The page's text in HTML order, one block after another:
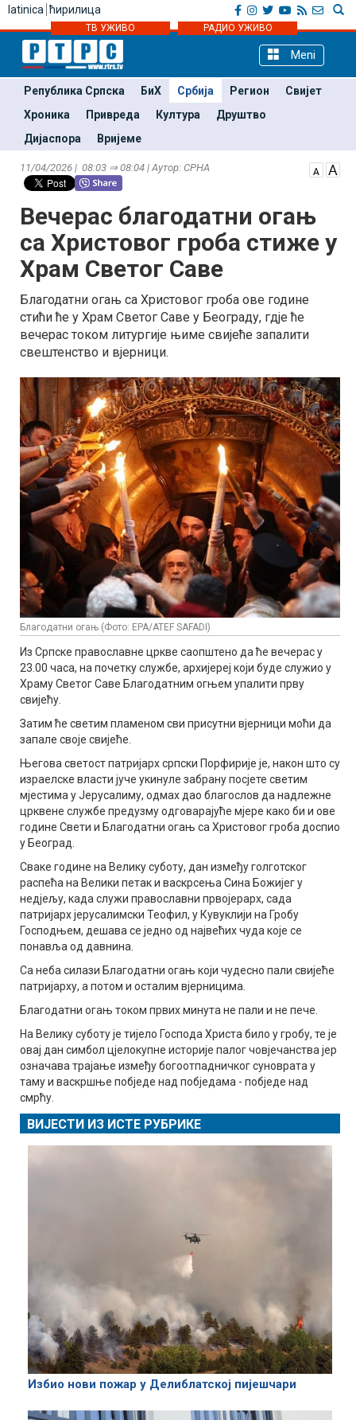
latinica ћирилица
ТВ УЖИВО РАДИО УЖИВО
Meni
Република Српска БиХ Србија Регион
Свијет
Хроника
Привреда Култура
Друштво
Дијаспора
Вријеме
11/04/2026 | 08:03 ⇒ 08:04 | Аутор: СРНА
Вечерас благодатни огањ
са Христовог гроба стиже у
Храм Светог Саве
Благодатни огањ са Христовог гроба ове године
стићи ће у Храм Светог Саве у Београду, гдје ће
вечерас током литургије њиме свијеће запалити
свештенство и вјерници.
Благодатни огањ (Фото: EPA/ATEF SAFADI)
Из Српске православне цркве саопштено да ће вечерас у
23.00 часа, на почетку службе, архијереј који буде служио у
Храму Светог Саве Благодатним огњем упалити прву
свијећу.
Затим ће светим пламеном сви присутни вјерници моћи да
запале своје свијеће.
Његова светост патријарх српски Порфирије је, након што су
израелске власти јуче укинуле забрану посјете светим
мјестима у Јерусалиму, одмах дао благослов да надлежне
црквене службе предузму одговарајуће мјере како би и ове
године Свети и Благодатни огањ са Христовог гроба доспио
у Београд.
Сваке године на Велику суботу, дан између голготског
распећа на Велики петак и васкрсења Сина Божијег у
недјељу, када служи православни првојерарх, сада
патријарх јерусалимски Теофил, у Кувуклији на Гробу
Господњем, дешава се једно од највећих чуда које се
понавља од давнина.
Са неба силази Благодатни огањ који чудесно пали свијеће
патријарху, а потом и осталим вјерницима.
Благодатни огањ током првих минута не пали и не пече.
На Велику суботу је тијело Господа Христа било у гробу, те је
овај дан симбол цјелокупне историје палог човјечанства јер
означава трајање између богоотпадничког суноврата у
таму и васкршње побједе над побједама - побједе над
смрћу.
ВИЈЕСТИ ИЗ ИСТЕ РУБРИКЕ
Избио нови пожар у Делиблатској пијешчари